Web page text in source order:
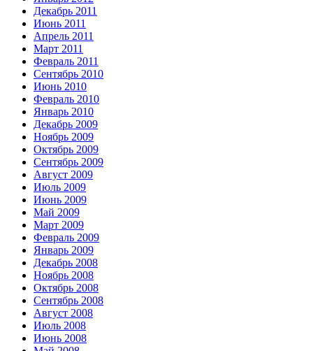
Декабрь 2011
Июнь 2011
Апрель 2011
Март 2011
Февраль 2011
Сентябрь 2010
Июнь 2010
Февраль 2010
Январь 2010
Декабрь 2009
Ноябрь 2009
Октябрь 2009
Сентябрь 2009
Август 2009
Июль 2009
Июнь 2009
Май 2009
Март 2009
Февраль 2009
Январь 2009
Декабрь 2008
Ноябрь 2008
Октябрь 2008
Сентябрь 2008
Август 2008
Июль 2008
Июнь 2008